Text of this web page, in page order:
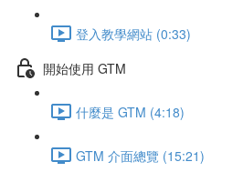
登入教學網站 (0:33)
開始使用 GTM
什麼是 GTM (4:18)
GTM 介面總覽 (15:21)